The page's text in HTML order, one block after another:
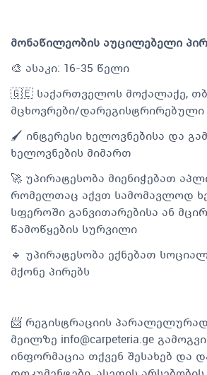
მონაწილეობის აუცილებელი
🎨 ასაკი: 16-35 წელი
🇬🇪 საქართველოს მოქალაქე,
მცხოვრები/დარეგისტრირებული
🖌️ ინტერესი ხელოვნებისა და
ხელოვნების მიმართ
🚀 უპირატესობა მიენიჭებათ
რომელთაც აქვთ სამომავლოდ
სფეროში განვითარებისა ან
წამოწყების სურვილი
🔹 უპირატესობა ექნებათ
მქონე პირებს
📨 რეგისტრაციის
მეილზე info@carpeteria.ge
ინფორმაცია თქვენ შესახებ და